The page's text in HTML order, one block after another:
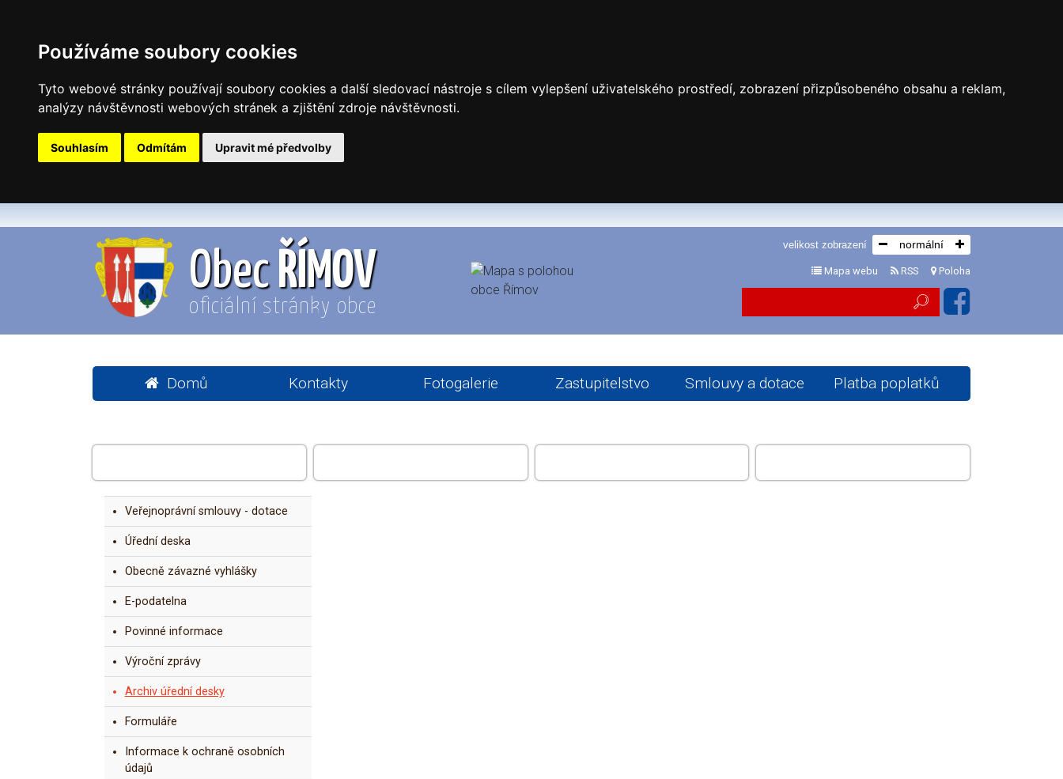
Používáme soubory cookies
Tyto webové stránky používají soubory cookies a další sledovací nástroje s cílem vylepšení uživatelského prostředí, zobrazení přizpůsobeného obsahu a reklam,
analýzy návštěvnosti webových stránek a zjištění zdroje návštěvnosti.
Souhlasím Odmítám Upravit mé předvolby
ObecŘÍMOV
oficiální stránky obce
velikost zobrazení normální
Mapa webu RSS Poloha
Domů Kontakty Fotogalerie Zastupitelstvo Smlouvy a dotace Platba poplatků
Veřejnoprávní smlouvy - dotace
Úřední deska
Obecně závazné vyhlášky
E-podatelna
Povinné informace
Výroční zprávy
Archiv úřední desky
Formuláře
Informace k ochraně osobních
údajů